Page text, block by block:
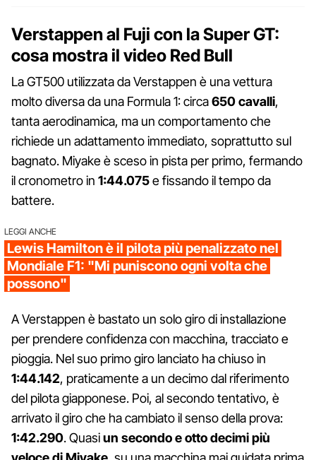
Verstappen al Fuji con la Super GT:
cosa mostra il video Red Bull
La GT500 utilizzata da Verstappen è una vettura
molto diversa da una Formula 1: circa650 cavalli,
tanta aerodinamica, ma un comportamento che
richiede un adattamento immediato, soprattutto sul
bagnato. Miyake è sceso in pista per primo, fermando
il cronometro in 1:44.075e fissando il tempo da
battere.
LEGGI ANCHE
Lewis Hamilton è il pilota più penalizzato nel
Mondiale F1: "Mi puniscono ogni volta che
possono"
A Verstappen è bastato un solo giro di installazione
per prendere confidenza con macchina, tracciato e
pioggia. Nel suo primo giro lanciato ha chiuso in
1:44.142, praticamente a un decimo dal riferimento
del pilota giapponese. Poi, al secondo tentativo, è
arrivato il giro che ha cambiato il senso della prova:
1:42.290. Quasiun secondo e otto decimi più